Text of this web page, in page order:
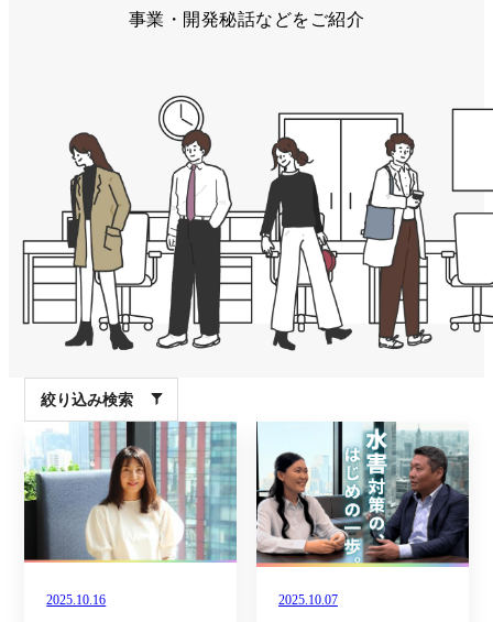
事業・開発秘話などをご紹介
絞り込み検索
2025.10.16 2025.10.07